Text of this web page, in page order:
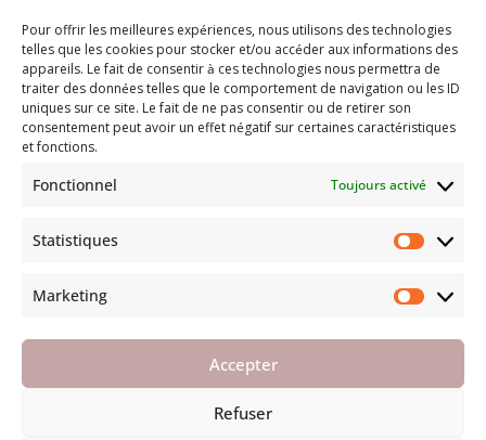
Pour offrir les meilleures expériences, nous utilisons des technologies
telles que les cookies pour stocker et/ou accéder aux informations des
appareils. Le fait de consentir à ces technologies nous permettra de
traiter des données telles que le comportement de navigation ou les ID
uniques sur ce site. Le fait de ne pas consentir ou de retirer son
consentement peut avoir un effet négatif sur certaines caractéristiques
et fonctions.
Fonctionnel Toujours activé
Statistiques
Marketing
Accepter
Refuser